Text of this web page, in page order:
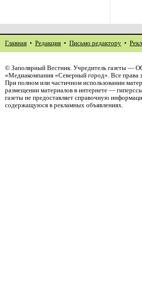
Главная • Редакция • Письмо редактору •
© Заполярный Вестник. Учредитель газеты —
«Медиакомпания «Северный город». Все
При полном или частичном использовании
размещении материалов в интернете —
газеты не предоставляет справочную
содержащуюся в рекламных объявлениях.